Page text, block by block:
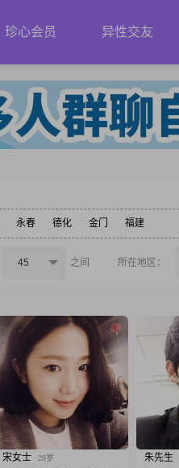
珍心会员 异性交友
永春 德化 金门 福建
45 之间 所在地区：
宋女士 28岁 朱先生